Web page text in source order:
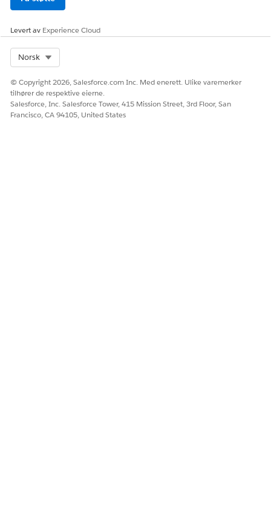
HJALP DENNE ARTIKKELEN MED Å LØSE PROBLEMET DITT?
Levert av Experience Cloud
Norsk
© Copyright 2026, Salesforce.com Inc. Med enerett. Ulike varemerker
tilhører de respektive eierne.
Salesforce, Inc. Salesforce Tower, 415 Mission Street, 3rd Floor, San
Francisco, CA 94105, United States